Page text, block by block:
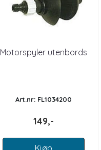
Motorspyler utenbords
Art.nr: FL1034200
149,-